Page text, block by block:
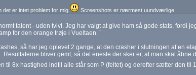
er intet problem for mig
Screenshots er nærmest uundværlige.
talent - uden tvivl. Jeg har valgt at give ham så gode stats, fordi
for den orange trøje i Vueltaen. ´
så har jeg oplevet 2 gange, at den crasher i slutningen af en
Resultaterne bliver gemt, så det eneste der sker er, at man skal åbne
til 8x hastighed indtil alle står som P (feltet) og derefter sætter den til